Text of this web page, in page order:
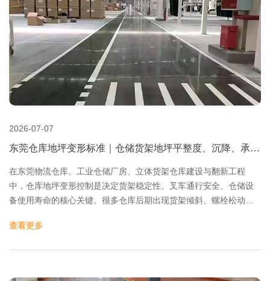
2026-07-07
东莞仓库地坪变形标准｜仓储货架地坪平整度、沉降、承载
在东莞物流仓库、工业仓储厂房、立体货架仓库建设与翻新工程
中，仓库地坪变形控制是决定货架稳定性、叉车通行安全、仓储设
备使用寿命的核心关键。很多仓库后期出现货架倾斜、螺栓松动、
期变形超标、平整度不达标、承载力不足导致。 东莞坤垚建筑地坪
查看更多